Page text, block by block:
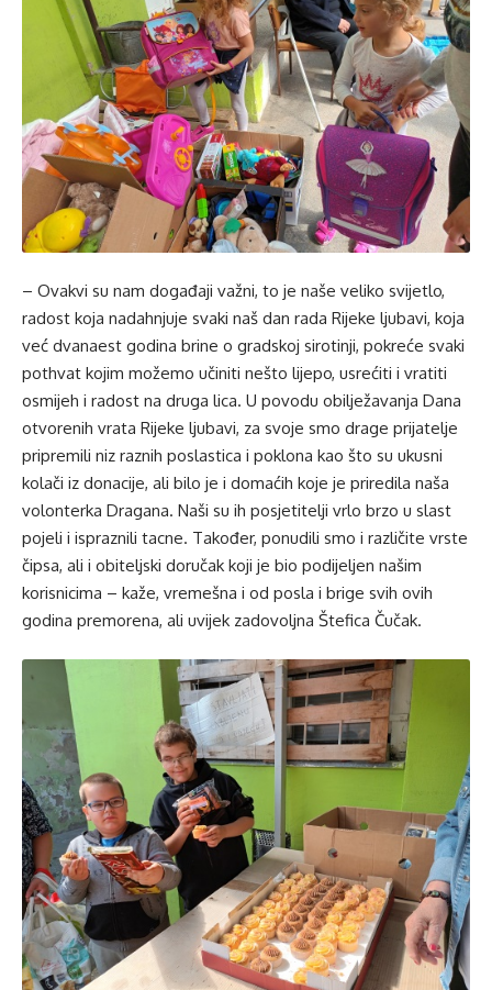
– Ovakvi su nam događaji važni, to je naše veliko svijetlo,
radost koja nadahnjuje svaki naš dan rada Rijeke ljubavi, koja
već dvanaest godina brine o gradskoj sirotinji, pokreće svaki
pothvat kojim možemo učiniti nešto lijepo, usrećiti i vratiti
osmijeh i radost na druga lica. U povodu obilježavanja Dana
otvorenih vrata Rijeke ljubavi, za svoje smo drage prijatelje
pripremili niz raznih poslastica i poklona kao što su ukusni
kolači iz donacije, ali bilo je i domaćih koje je priredila naša
volonterka Dragana. Naši su ih posjetitelji vrlo brzo u slast
pojeli i ispraznili tacne. Također, ponudili smo i različite vrste
čipsa, ali i obiteljski doručak koji je bio podijeljen našim
korisnicima – kaže, vremešna i od posla i brige svih ovih
godina premorena, ali uvijek zadovoljna Štefica Čučak.